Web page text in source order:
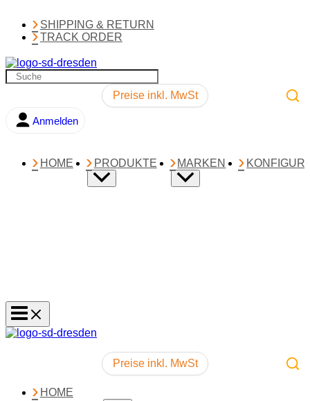
SHIPPING & RETURN
TRACK ORDER
Preise inkl. MwSt
Anmelden
HOME
PRODUKTE MARKEN
Preise inkl. MwSt
HOME